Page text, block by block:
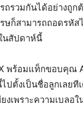
ถรวมกันได้อย่างถู
ษก็สามารถถอดรหั
นสัปดาห์นี้
พร้อมแท็กขอบคุณ
ตั้งเป็นชื่อลูกเลยที
เพราะความเบลอ